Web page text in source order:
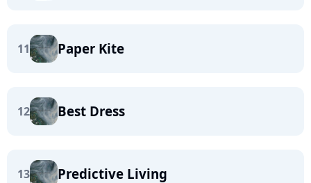
11 Paper Kite
12 Best Dress
13 Predictive Living